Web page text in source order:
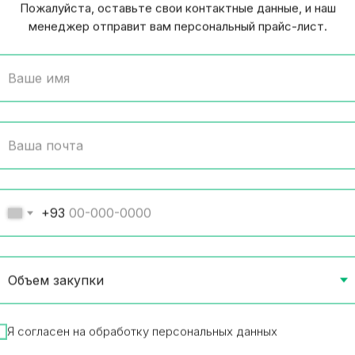
Воздушный белый
85 гр
в наличии
В корзину
Шоколадный
Big с арахисом и
Товар в наличии
В
Пожалуйста, оставьте свои контактные данные, и наш
менеджер отправит вам персональный прайс-лист.
+93
Я согласен на обработку персональных данных